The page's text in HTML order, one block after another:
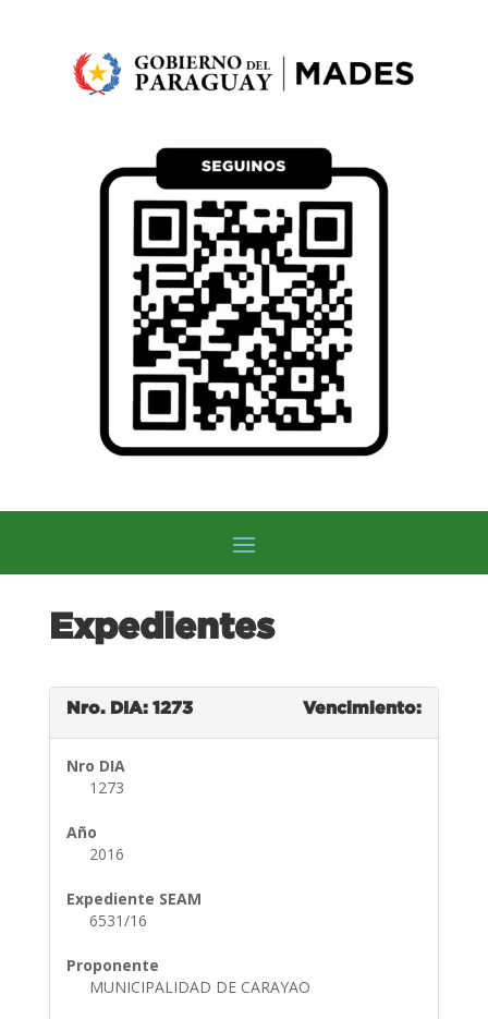
Expedientes
Nro. DIA: 1273 Vencimiento:
Nro DIA
1273
Año
2016
Expediente SEAM
6531/16
Proponente
MUNICIPALIDAD DE CARAYAO